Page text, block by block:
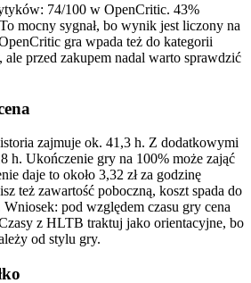
74/100 w OpenCritic. 43%
mocny sygnał, bo wynik jest liczony na
gra wpada też do kategorii
ale przed zakupem nadal warto sprawdzić
zajmuje ok. 41,3 h. Z dodatkowymi
h. Ukończenie gry na 100% może zająć
daje to około 3,32 zł za godzinę
też zawartość poboczną, koszt spada do
Wniosek: pod względem czasu gry cena
z HLTB traktuj jako orientacyjne, bo
od stylu gry.